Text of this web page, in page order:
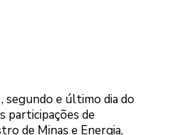
segundo e último dia do
participações de
de Minas e Energia,